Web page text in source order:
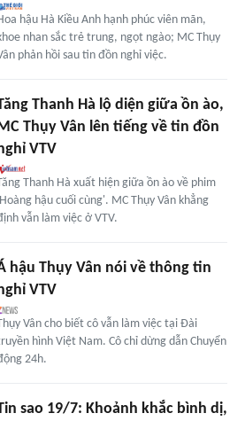
hậu Hà Kiều Anh hạnh phúc viên mãn,
nhan sắc trẻ trung, ngọt ngào; MC Thụy
phản hồi sau tin đồn nghỉ việc.
Thanh Hà lộ diện giữa ồn ào,
MC Thụy Vân lên tiếng về tin đồn
VTV
Thanh Hà xuất hiện giữa ồn ào về phim
hậu cuối cùng'. MC Thụy Vân khẳng
vẫn làm việc ở VTV.
hậu Thụy Vân nói về thông tin
VTV
Vân cho biết cô vẫn làm việc tại Đài
hình Việt Nam. Cô chỉ dừng dẫn Chuyển
24h.
sao 19/7: Khoảnh khắc bình dị,